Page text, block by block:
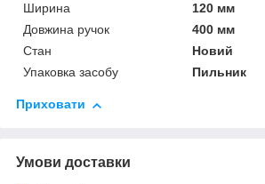
Ширина
120 мм
Довжина ручок
400 мм
Стан
Новий
Упаковка засобу
Пильник
Приховати
Умови доставки